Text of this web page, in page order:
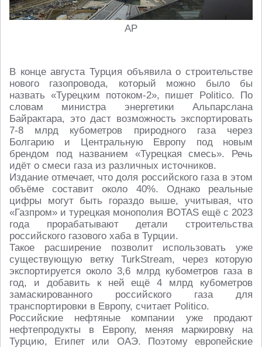
AP
В конце августа Турция объявила о строительстве
нового газопровода, который можно было бы
назвать «Турецким потоком-2», пишет Politico. По
словам министра энергетики Альпарслана
Байрактара, это даст возможность экспортировать
7-8 млрд кубометров природного газа через
Болгарию и Центральную Европу под новым
брендом под названием «Турецкая смесь». Речь
идёт о смеси газа из различных источников.
Издание отмечает, что доля российского газа в этом
объёме составит около 40%. Однако реальные
цифры могут быть гораздо выше, учитывая, что
«Газпром» и турецкая монополия BOTAS ещё с 2023
года прорабатывают детали строительства
российского газового хаба в Турции.
Такое расширение позволит использовать уже
существующую ветку TurkStream, через которую
экспортируется около 3,6 млрд кубометров газа в
год, и добавить к ней ещё 4 млрд кубометров
замаскированного российского газа для
транспортировки в Европу, считает Politico.
Российские нефтяные компании уже продают
нефтепродукты в Европу, меняя маркировку на
Турцию, Египет или ОАЭ. Поэтому европейские